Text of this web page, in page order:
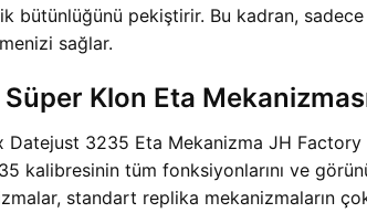
bütünlüğünü pekiştirir. Bu kadran,
sağlar.
Klon Eta
Datejust 3235 Eta Mekanizma JH
kalibresinin tüm fonksiyonlarını ve
standart replika mekanizmaların